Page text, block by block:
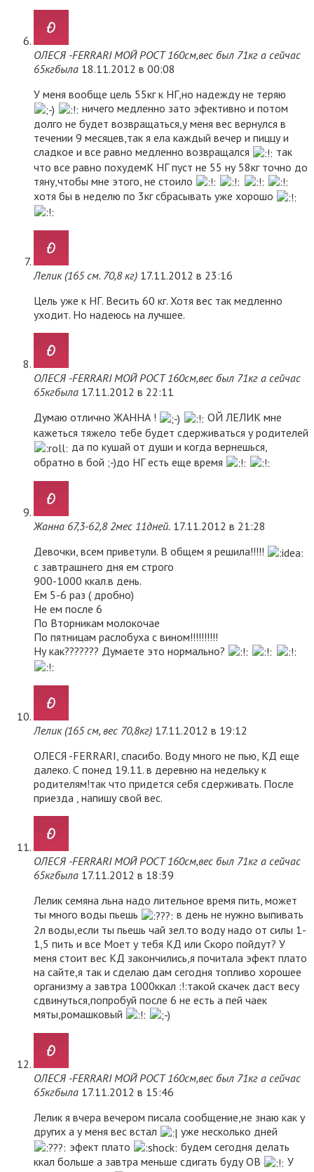
ОЛЕСЯ -FERRARI МОЙ РОСТ 160см,вес был 71кг а сейчас
65кгбыла 18.11.2012 в 00:08
У меня вообще цель 55кг к НГ,но надежду не теряю
ничего медленно зато эфективно и потом
долго не будет возвращаться,у меня вес вернулся в
течении 9 месяцев,так я ела каждый вечер и пиццу и
сладкое и все равно медленно возвращался
так
что все равно похудемК НГ пуст не 55 ну 58кг точно до
тяну,чтобы мне этого, не стоило
хотя бы в неделю по 3кг сбрасывать уже хорошо
Лелик (165 см. 70,8 кг) 17.11.2012 в 23:16
Цель уже к НГ. Весить 60 кг. Хотя вес так медленно
уходит. Но надеюсь на лучшее.
ОЛЕСЯ -FERRARI МОЙ РОСТ 160см,вес был 71кг а сейчас
65кгбыла 17.11.2012 в 22:11
Думаю отлично ЖАННА !
ОЙ ЛЕЛИК мне
кажеться тяжело тебе будет сдерживаться у родителей
да по кушай от души и когда вернешься,
обратно в бой ;-)до НГ есть еще время
Жанна 67,3-62,8 2мес 11дней. 17.11.2012 в 21:28
Девочки, всем приветули. В общем я решила!!!!!
с завтрашнего дня ем строго
900-1000 ккал.в день.
Ем 5-6 раз ( дробно)
Не ем после 6
По Вторникам молокочае
По пятницам раслобуха с вином!!!!!!!!!!
Ну как??????? Думаете это нормально?
Лелик (165 см, вес 70,8кг) 17.11.2012 в 19:12
ОЛЕСЯ -FERRARI, спасибо. Воду много не пью, КД еще
далеко. С понед 19.11. в деревню на недельку к
родителям!так что придется себя сдерживать. После
приезда , напишу свой вес.
ОЛЕСЯ -FERRARI МОЙ РОСТ 160см,вес был 71кг а сейчас
65кгбыла 17.11.2012 в 18:39
Лелик семяна льна надо лительное время пить, может
ты много воды пьешь
в день не нужно выпивать
2л воды,если ты пьешь чай зел.то воду надо от силы 1-
1,5 пить и все Моет у тебя КД или Скоро пойдут? У
меня стоит вес КД закончились,я почитала эфект плато
на сайте,я так и сделаю дам сегодня топливо хорошее
организму а завтра 1000ккал :!:такой скачек даст весу
сдвинуться,попробуй после 6 не есть а пей чаек
мяты,ромашковый
ОЛЕСЯ -FERRARI МОЙ РОСТ 160см,вес был 71кг а сейчас
65кгбыла 17.11.2012 в 15:46
Лелик я вчера вечером писала сообщение,не знаю как у
других а у меня вес встал
уже несколько дней
эфект плато
будем сегодня делать
ккал больше а завтра меньше сдигать буду ОВ
У